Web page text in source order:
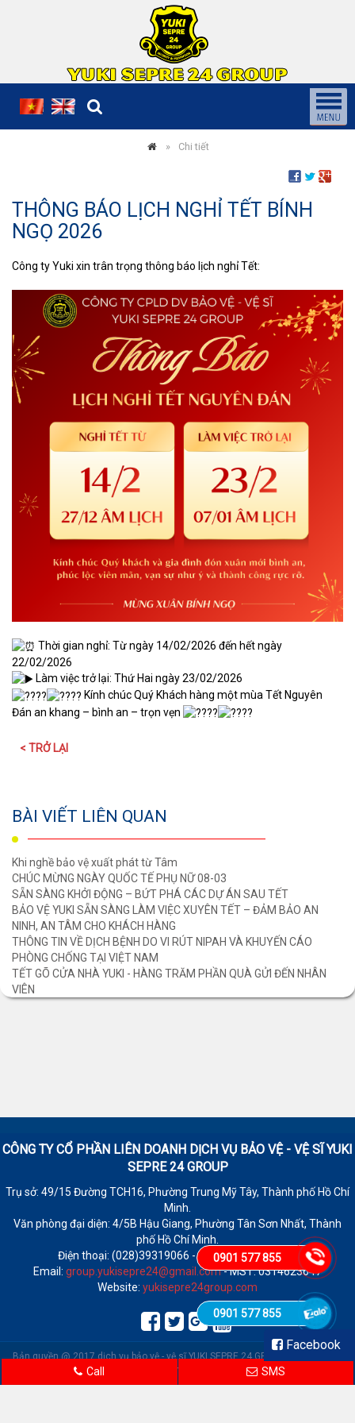
0901 577 855
0901 577 855
Call SMS
Chi tiết
THÔNG BÁO LỊCH NGHỈ TẾT BÍNH
NGỌ 2026
Công ty Yuki xin trân trọng thông báo lịch nghỉ Tết:
Thời gian nghỉ: Từ ngày 14/02/2026 đến hết ngày
22/02/2026
Làm việc trở lại: Thứ Hai ngày 23/02/2026
Kính chúc Quý Khách hàng một mùa Tết Nguyên
Đán an khang – bình an – trọn vẹn
< TRỞ LẠI
BÀI VIẾT LIÊN QUAN
Khi nghề bảo vệ xuất phát từ Tâm
CHÚC MỪNG NGÀY QUỐC TẾ PHỤ NỮ 08-03
SẴN SÀNG KHỞI ĐỘNG – BỨT PHÁ CÁC DỰ ÁN SAU TẾT
BẢO VỆ YUKI SẴN SÀNG LÀM VIỆC XUYÊN TẾT – ĐẢM BẢO AN
NINH, AN TÂM CHO KHÁCH HÀNG
THÔNG TIN VỀ DỊCH BỆNH DO VI RÚT NIPAH VÀ KHUYẾN CÁO
PHÒNG CHỐNG TẠI VIỆT NAM
TẾT GÕ CỬA NHÀ YUKI - HÀNG TRĂM PHẦN QUÀ GỬI ĐẾN NHÂN
VIÊN
CÔNG TY CỔ PHẦN LIÊN DOANH DỊCH VỤ BẢO VỆ - VỆ SĨYUKI
SEPRE 24 GROUP
Trụ sở: 49/15 Đường TCH16, Phường Trung Mỹ Tây, Thành phố Hồ Chí
Minh.
Văn phòng đại diện: 4/5B Hậu Giang, Phường Tân Sơn Nhất, Thành
phố Hồ Chí Minh.
Điện thoại: (028)39319066 - Fax: (028)39319065
Email: group.yukisepre24@gmail.com- MST: 0314623647
Website: yukisepre24group.com
Facebook
Bản quyền @ 2017 dịch vụ bảo vệ - vệ sĩ YUKI SEPRE 24 GROUP.
12 | Tổng truy cập: 110,444